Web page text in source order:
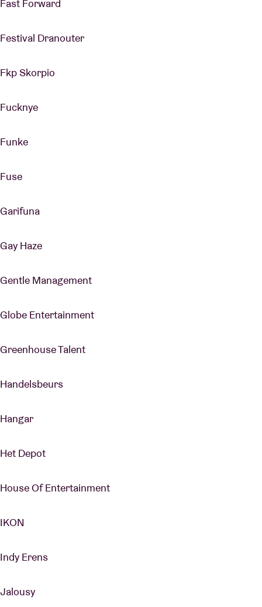
Fast Forward
Festival Dranouter
Fkp Skorpio
Fucknye
Funke
Fuse
Garifuna
Gay Haze
Gentle Management
Globe Entertainment
Greenhouse Talent
Handelsbeurs
Hangar
Het Depot
House Of Entertainment
IKON
Indy Erens
Jalousy